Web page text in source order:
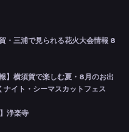
・三浦で見られる花火大会情報 8
】横須賀で楽しむ夏・8月のお出
イト・シーマスカットフェス
浄楽寺